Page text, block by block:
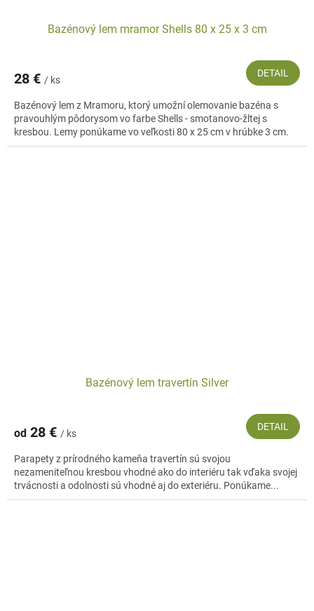
Bazénový lem mramor Shells 80 x 25 x 3 cm
28 € / ks
DETAIL
Bazénový lem z Mramoru, ktorý umožní olemovanie bazéna s
pravouhlým pôdorysom vo farbe Shells - smotanovo-žltej s
kresbou. Lemy ponúkame vo veľkosti 80 x 25 cm v hrúbke 3 cm.
Bazénový lem travertín Silver
od 28 € / ks
DETAIL
Parapety z prírodného kameňa travertín sú svojou
nezameniteľnou kresbou vhodné ako do interiéru tak vďaka svojej
trvácnosti a odolnosti sú vhodné aj do exteriéru. Ponúkame...